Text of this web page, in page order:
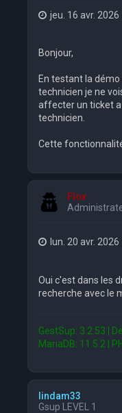
jeu. 16 avr. 2026
Bonjour,
En testant la
technicien je ne
affecter un ticket
technicien.
Cette
Flox
lun. 20 avr. 2026
Oui c'est dans les
recherche avec le
GestSup: 3.2.53 |
MariaDB: 11.5.2 |
lindam33
Gsup LEVEL 1